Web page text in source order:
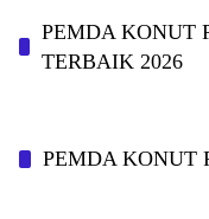
PEMDA KONUT
TERBAIK 2026
PEMDA KONUT